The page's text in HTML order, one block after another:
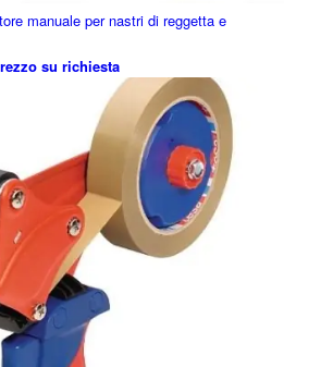
manuale per nastri di reggetta e
su richiesta